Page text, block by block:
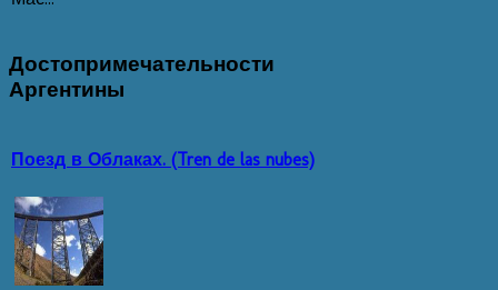
Достопримечательности
Аргентины
Поезд в Облаках. (Tren de las nubes)